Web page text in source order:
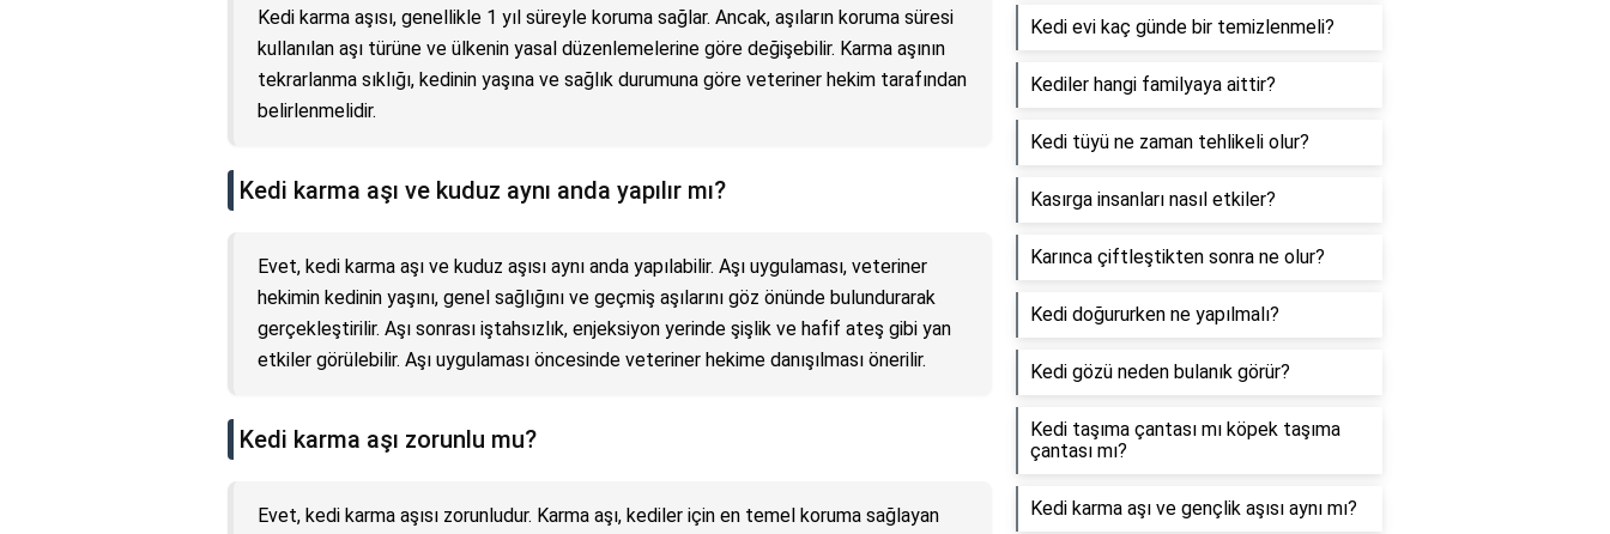
Kedi karma aşısı, genellikle 1 yıl süreyle koruma sağlar. Ancak, aşıların koruma süresi
kullanılan aşı türüne ve ülkenin yasal düzenlemelerine göre değişebilir. Karma aşının
tekrarlanma sıklığı, kedinin yaşına ve sağlık durumuna göre veteriner hekim tarafından
belirlenmelidir.
Kedi karma aşı ve kuduz aynı anda yapılır mı?
Evet, kedi karma aşı ve kuduz aşısı aynı anda yapılabilir. Aşı uygulaması, veteriner
hekimin kedinin yaşını, genel sağlığını ve geçmiş aşılarını göz önünde bulundurarak
gerçekleştirilir. Aşı sonrası iştahsızlık, enjeksiyon yerinde şişlik ve hafif ateş gibi yan
etkiler görülebilir. Aşı uygulaması öncesinde veteriner hekime danışılması önerilir.
Kedi karma aşı zorunlu mu?
Evet, kedi karma aşısı zorunludur. Karma aşı, kediler için en temel koruma sağlayan
Kedi evi kaç günde bir temizlenmeli?
Kediler hangi familyaya aittir?
Kedi tüyü ne zaman tehlikeli olur?
Kasırga insanları nasıl etkiler?
Karınca çiftleştikten sonra ne olur?
Kedi doğururken ne yapılmalı?
Kedi gözü neden bulanık görür?
Kedi taşıma çantası mı köpek taşıma
çantası mı?
Kedi karma aşı ve gençlik aşısı aynı mı?